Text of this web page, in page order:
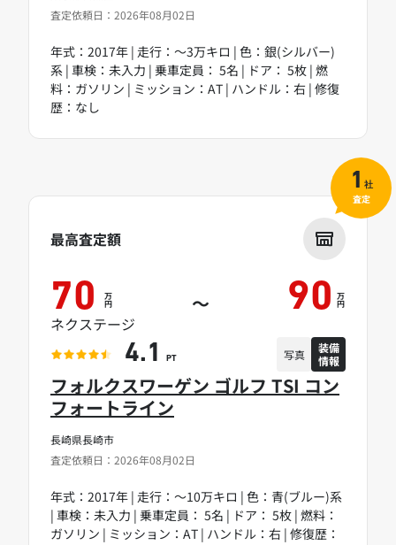
査定依頼日：2026年08月02日
年式：2017年 | 走行：～3万キロ | 色：銀(シルバー)
系 | 車検：未入力 | 乗車定員： 5名 | ドア： 5枚 | 燃
料：ガソリン | ミッション：AT | ハンドル：右 | 修復
歴：なし
長崎県長崎市
査定依頼日：2026年08月02日
フォルクスワーゲン ゴルフ TSI コン
フォートライン
年式：2017年 | 走行：～10万キロ | 色：青(ブルー)系
| 車検：未入力 | 乗車定員： 5名 | ドア： 5枚 | 燃料：
ガソリン | ミッション：AT | ハンドル：右 | 修復歴：
最高査定額
70 万
円 ～ 90 万
円
ネクステージ
4.1 PT 写真
装備
情報
1 社
査定